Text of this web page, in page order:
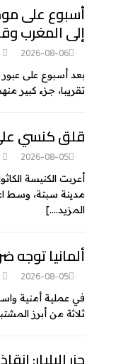
أسبوع على
إلى المغرب
2026-08-06
تقريبا، جزء كبير
قلق كنسي
2026-08-05
أعربت الكنيسة
مدينة سبتة، وسط
المزيد….]
ألمانيا توجه
2026-08-05
في عملية أمنية
ثلاثة من أبرز